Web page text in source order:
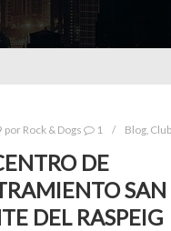
por Rock & Dogs 1 Blog, Club
DE
SAN
DEL RASPEIG